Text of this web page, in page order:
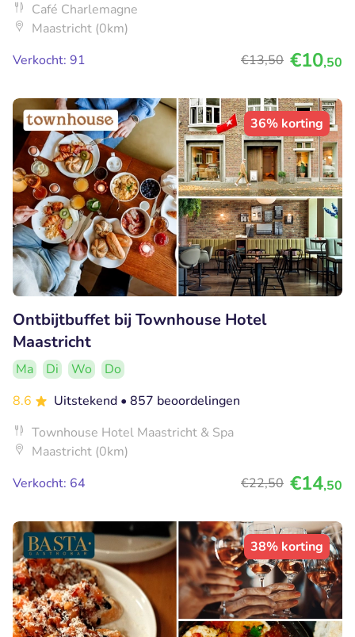
Café Charlemagne
Maastricht (0km)
Verkocht: 91
€13,50 €10,50
36% korting
Ontbijtbuffet bij Townhouse Hotel
Maastricht
Ma Di Wo
Do
8.6
Uitstekend • 857 beoordelingen
Townhouse Hotel Maastricht & Spa
Maastricht (0km)
Verkocht: 64
€22,50 €14,50
38% korting